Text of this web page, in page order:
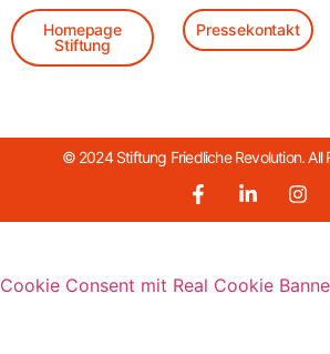
Homepage
Stiftung
Pressekontakt
© 2024 Stiftung Friedliche Revolution. All
Cookie Consent mit Real Cookie